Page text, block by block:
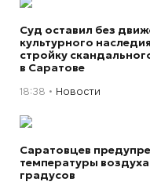
Суд оставил без
культурного
стройку
в Саратове
18:38 Новости
Саратовцев
температуры
градусов